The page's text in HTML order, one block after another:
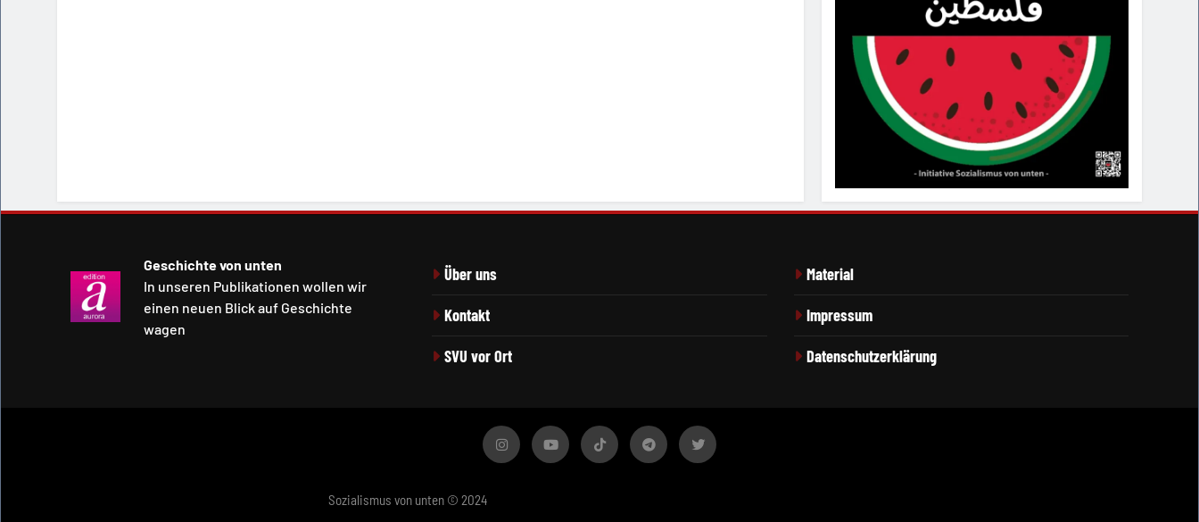
Geschichte von unten
In unseren Publikationen wollen wir
einen neuen Blick auf Geschichte
wagen
Über uns
Kontakt
SVU vor Ort
Material
Impressum
Datenschutzerklärung
Sozialismus von unten © 2024